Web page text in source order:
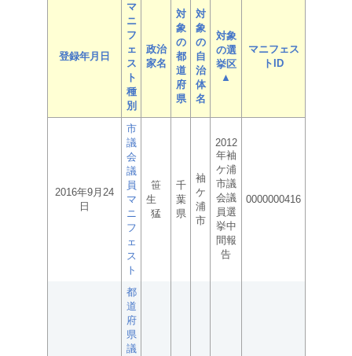
登録年月日
マ
ニ
フ
ェ
ス
ト
種
別
政治
家名
対
象
の
都
道
府
県
対
象
の
自
治
体
名
対象
の選
挙区
▲
マニフェス
トID
2016年9月24
日
市
議
会
議
員
マ
ニ
フ
ェ
ス
ト
笹
生
猛
千
葉
県
袖
ケ
浦
市
2012
年袖
ケ浦
市議
会議
員選
挙中
間報
告
0000000416
都
道
府
県
議